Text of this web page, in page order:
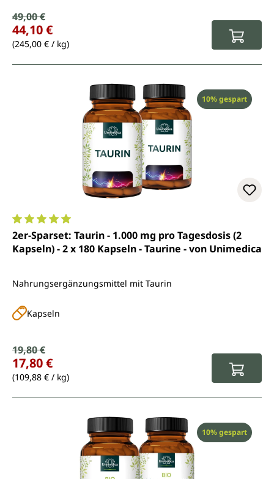
Verkaufspreis:
Regulärer Preis:
49,00 €
44,10 €
(245,00 € / kg)
Rabatt
10% gespart
Durchschnittliche Bewertung von 5 von 5 Sternen
2er-Sparset: Taurin - 1.000 mg pro Tagesdosis (2
Kapseln) - 2 x 180 Kapseln - Taurine - von Unimedica
Nahrungsergänzungsmittel mit Taurin
Kapseln
Verkaufspreis:
Regulärer Preis:
19,80 €
17,80 €
(109,88 € / kg)
Rabatt
10% gespart